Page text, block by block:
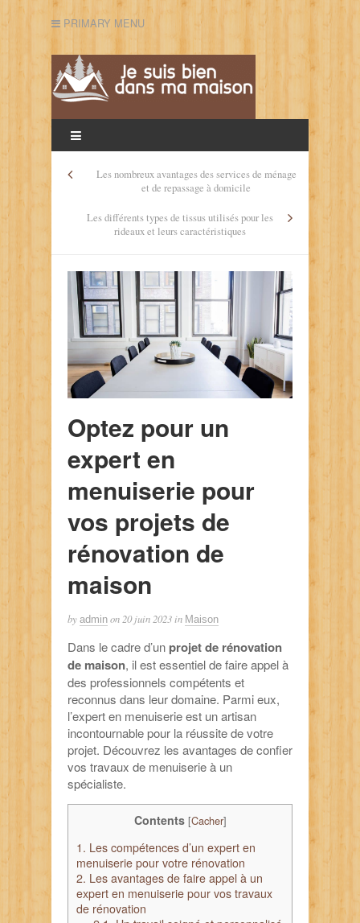
PRIMARY MENU
Les nombreux avantages des services de ménage
et de repassage à domicile
Les différents types de tissus utilisés pour les
rideaux et leurs caractéristiques
Optez pour un
expert en
menuiserie pour
vos projets de
rénovation de
maison
by admin on20 juin 2023in Maison
Dans le cadre d’un projet de rénovation
de maison, il est essentiel de faire appel à
des professionnels compétents et
reconnus dans leur domaine. Parmi eux,
l’expert en menuiserie est un artisan
incontournable pour la réussite de votre
projet. Découvrez les avantages de confier
vos travaux de menuiserie à un
spécialiste.
Contents [Cacher]
1. Les compétences d’un expert en
menuiserie pour votre rénovation
2. Les avantages de faire appel à un
expert en menuiserie pour vos travaux
de rénovation